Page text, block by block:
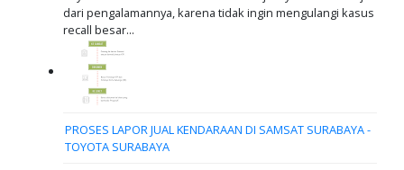
dari pengalamannya, karena tidak ingin mengulangi kasus
recall besar...
PROSES LAPOR JUAL KENDARAAN DI SAMSAT SURABAYA -
TOYOTA SURABAYA